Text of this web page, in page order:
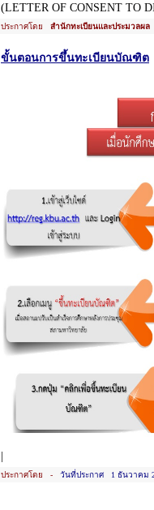
(LETTER OF CONSENT TO
ประกาศโดย สำนักทะเบียนและประมวลผล
ขั้นตอนการขึ้นทะเบียนบัณฑิต
ประกาศโดย - วันที่ประกาศ 1 ธันวาคม